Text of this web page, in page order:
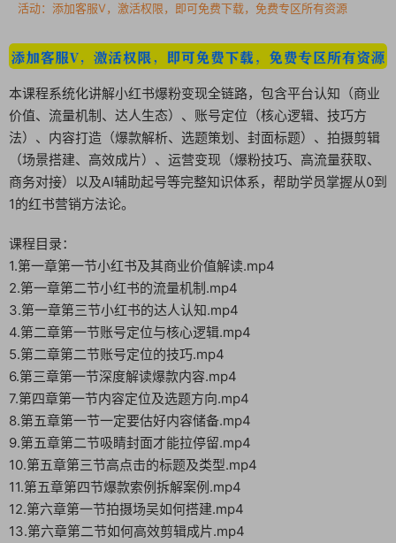
活动：添加客服V，激活权限，即可免费下载，免费专区所有资源
本课程系统化讲解小红书爆粉变现全链路，包含平台认知（商业
价值、流量机制、达人生态）、账号定位（核心逻辑、技巧方
法）、内容打造（爆款解析、选题策划、封面标题）、拍摄剪辑
（场景搭建、高效成片）、运营变现（爆粉技巧、高流量获取、
商务对接）以及AI辅助起号等完整知识体系，帮助学员掌握从0到
1的红书营销方法论。
课程目录：
1.第一章第一节小红书及其商业价值解读.mp4
2.第一章第二节小红书的流量机制.mp4
3.第一章第三节小红书的达人认知.mp4
4.第二章第一节账号定位与核心逻辑.mp4
5.第二章第二节账号定位的技巧.mp4
6.第三章第一节深度解读爆款内容.mp4
7.第四章第一节内容定位及选题方向.mp4
8.第五章第一节一定要估好内容储备.mp4
9.第五章第二节吸睛封面才能拉停留.mp4
10.第五章第三节高点击的标题及类型.mp4
11.第五章第四节爆款索例拆解案例.mp4
12.第六章第一节拍摄场吴如何搭建.mp4
13.第六章第二节如何高效剪辑成片.mp4